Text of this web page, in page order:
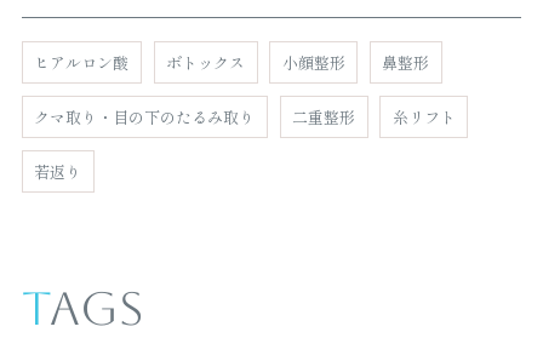
ヒアルロン酸 ボトックス 小顔整形 鼻整形
クマ取り・目の下のたるみ取り 二重整形 糸リフト
若返り
Tags